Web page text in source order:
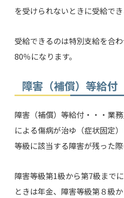
を受けられないときに受給でき
受給できるのは特別支給を合
80％になります。
障害（補償）等給付
障害（補償）等給付・・・業
による傷病が治ゆ（症状固定
等級に該当する障害が残った際
障害等級第1級から第7級まで
ときは年金、障害等級第８級